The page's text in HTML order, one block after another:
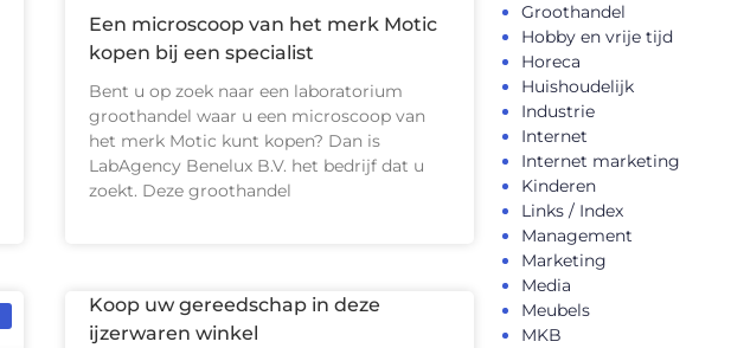
Een microscoop van het merk Motic
kopen bij een specialist
Bent u op zoek naar een laboratorium
groothandel waar u een microscoop van
het merk Motic kunt kopen? Dan is
LabAgency Benelux B.V. het bedrijf dat u
zoekt. Deze groothandel
Koop uw gereedschap in deze
ijzerwaren winkel
Groothandel
Hobby en vrije tijd
Horeca
Huishoudelijk
Industrie
Internet
Internet marketing
Kinderen
Links / Index
Management
Marketing
Media
Meubels
MKB